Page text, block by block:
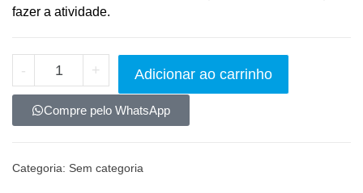
fazer a atividade.
- + Adicionar ao carrinho
Compre pelo WhatsApp
Categoria: Sem categoria